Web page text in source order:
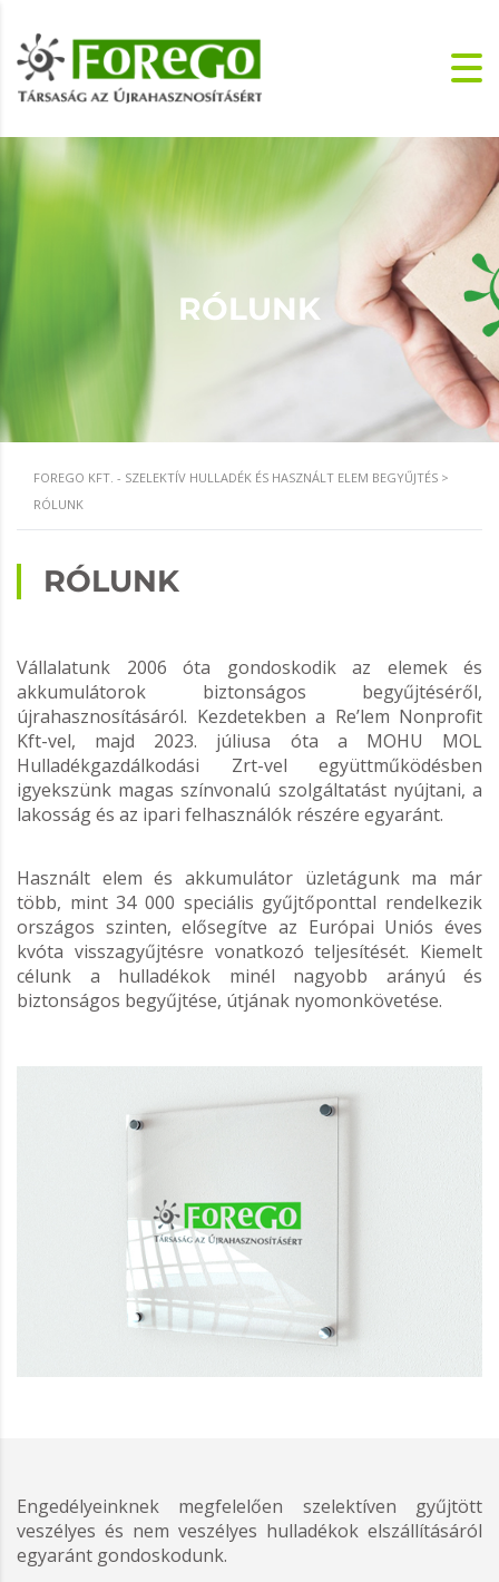
RÓLUNK
FOREGO KFT. - SZELEKTÍV HULLADÉK ÉS HASZNÁLT ELEM BEGYŰJTÉS >
RÓLUNK
RÓLUNK
Vállalatunk 2006 óta gondoskodik az elemek és
akkumulátorok biztonságos begyűjtéséről,
újrahasznosításáról. Kezdetekben a Re’lem Nonprofit
Kft-vel, majd 2023. júliusa óta a MOHU MOL
Hulladékgazdálkodási Zrt-vel együttműködésben
igyekszünk magas színvonalú szolgáltatást nyújtani, a
lakosság és az ipari felhasználók részére egyaránt.
Használt elem és akkumulátor üzletágunk ma már
több, mint 34 000 speciális gyűjtőponttal rendelkezik
országos szinten, elősegítve az Európai Uniós éves
kvóta visszagyűjtésre vonatkozó teljesítését. Kiemelt
célunk a hulladékok minél nagyobb arányú és
biztonságos begyűjtése, útjának nyomonkövetése.
Engedélyeinknek megfelelően szelektíven gyűjtött
veszélyes és nem veszélyes hulladékok elszállításáról
egyaránt gondoskodunk.